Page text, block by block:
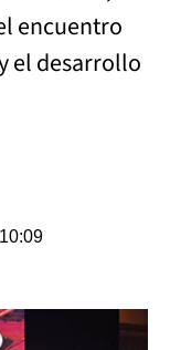
encuentro
el desarrollo